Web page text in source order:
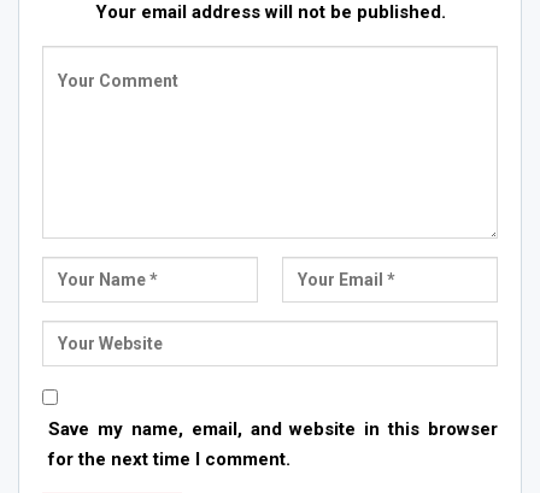
Your email address will not be published.
Save my name, email, and website in this browser
for the next time I comment.